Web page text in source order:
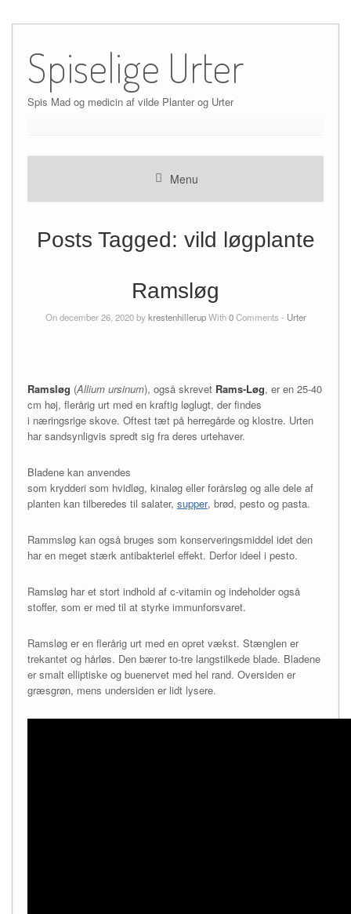
content
Spiselige Urter
Spis Mad og medicin af vilde Planter og Urter
Menu
Posts Tagged: vild løgplante
Ramsløg
On december 26, 2020 bykrestenhillerupWith0Comments - Urter
Ramsløg (Allium ursinum), også skrevet Rams-Løg, er en 25-40
cm høj, flerårig urt med en kraftig løglugt, der findes
i næringsrige skove. Oftest tæt på herregårde og klostre. Urten
har sandsynligvis spredt sig fra deres urtehaver.
Bladene kan anvendes
som krydderi som hvidløg, kinaløg eller forårsløg og alle dele af
planten kan tilberedes til salater, supper, brød, pesto og pasta.
Rammsløg kan også bruges som konserveringsmiddel idet den
har en meget stærk antibakteriel effekt. Derfor ideel i pesto.
Ramsløg har et stort indhold af c-vitamin og indeholder også
stoffer, som er med til at styrke immunforsvaret.
Ramsløg er en flerårig urt med en opret vækst. Stænglen er
trekantet og hårløs. Den bærer to-tre langstilkede blade. Bladene
er smalt elliptiske og buenervet med hel rand. Oversiden er
græsgrøn, mens undersiden er lidt lysere.